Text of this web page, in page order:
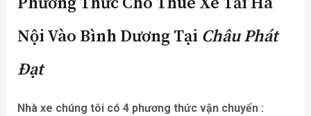
Nội Vào Bình Dương Tại Châu Phát
Đạt
Nhà xe chúng tôi có 4 phương thức vận chuyển :